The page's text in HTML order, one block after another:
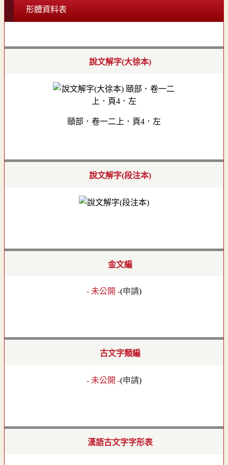
形體資料表
說文解字(大徐本)
頤部．卷一二上．頁4．左
說文解字(段注本)
金文編
- 未公開 -(申請)
古文字類編
- 未公開 -(申請)
漢語古文字字形表